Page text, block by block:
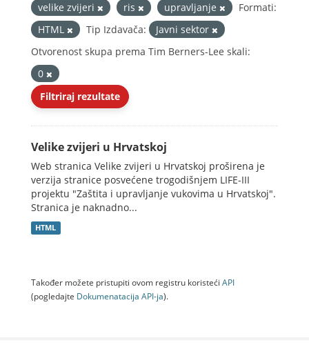
velike zvijeri
ris upravljanje
Formati:
HTML
Tip Izdavača:
Javni sektor
Otvorenost skupa prema Tim Berners-Lee skali:
0
Filtriraj rezultate
Velike zvijeri u Hrvatskoj
Web stranica Velike zvijeri u Hrvatskoj proširena je
verzija stranice posvećene trogodišnjem LIFE-III
projektu "Zaštita i upravljanje vukovima u Hrvatskoj".
Stranica je naknadno...
HTML
Također možete pristupiti ovom registru koristeći API
(pogledajte Dokumenаtаcijа API-jа).